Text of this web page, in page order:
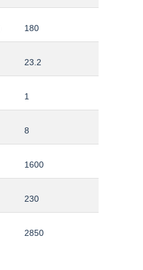
180
23.2
1
8
1600
230
2850